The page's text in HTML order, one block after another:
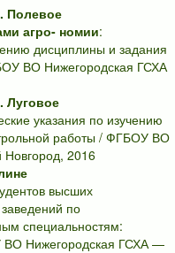
Полевое
агро- номии:
дисциплины и задания
ВО Нижегородская ГСХА
Луговое
указания по изучению
работы / ФГБОУ ВО
2016
высших
по
специальностям:
ВО Нижегородская ГСХА —